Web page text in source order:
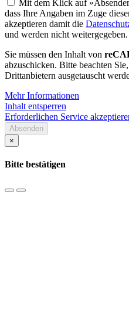
Mit dem Klick auf
dass Ihre Angaben im Zuge
akzeptieren damit die
und werden nicht weitergegeben.
Sie müssen den Inhalt von
abzuschicken. Bitte beachten
Drittanbietern ausgetauscht
Mehr Informationen
Inhalt entsperren
Erforderlichen Service
Absenden
×
Bitte bestätigen